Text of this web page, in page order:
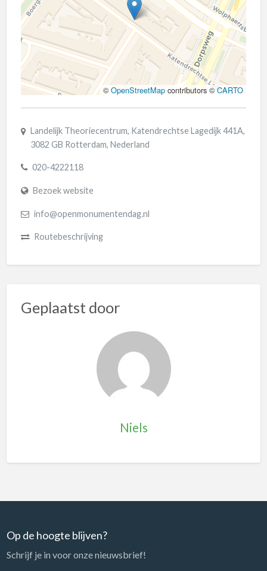
©OpenStreetMap contributors ©CARTO
Landelijk Theoriecentrum, Katendrechtse Lagedijk 441A,
3082 GB Rotterdam, Nederland
020-4222118
Bezoek website
info@openmonumentendag.nl
Routebeschrijving
Geplaatst door
Niels
Op de hoogte blijven?
Schrijf je in voor onze nieuwsbrief!